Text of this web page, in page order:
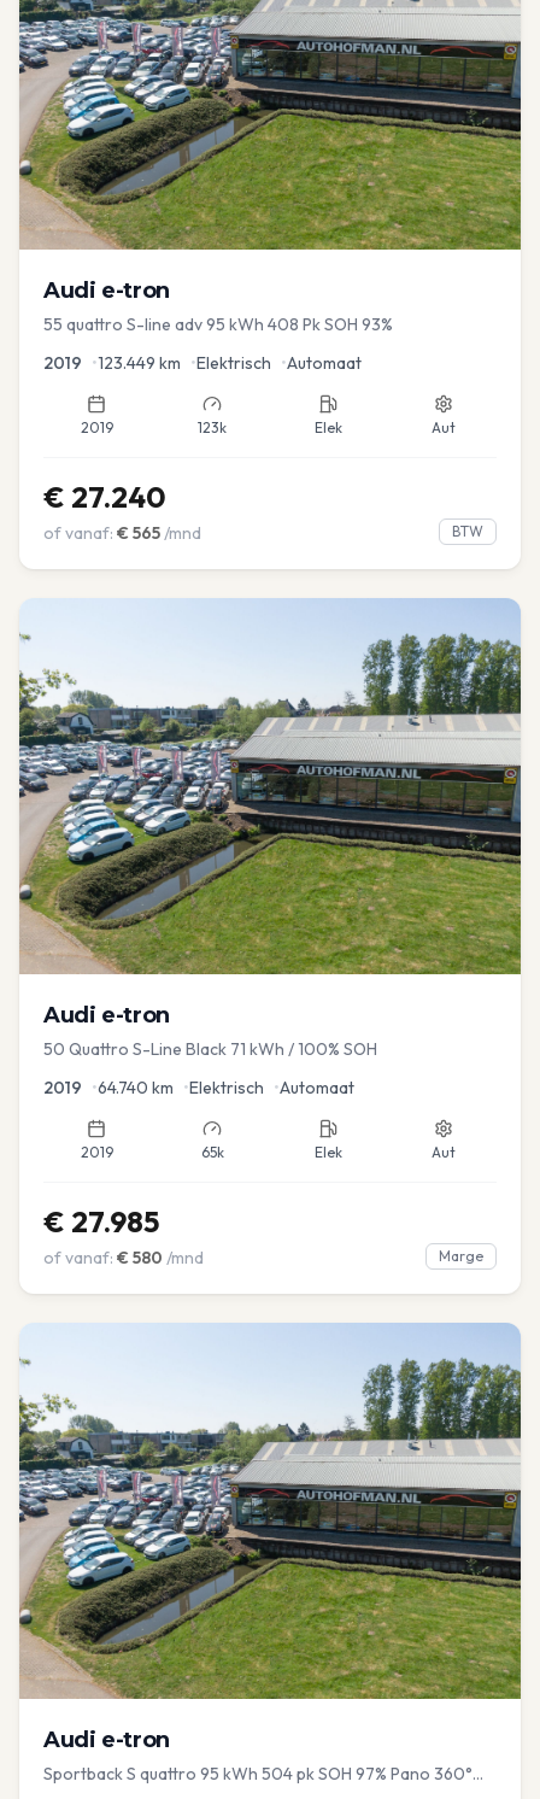
Audi e-tron
55 quattro S-line adv 95 kWh 408 Pk SOH 93%
2019 •123.449 km •Elektrisch •Automaat
2019 123k Elek Aut
€ 27.240
of vanaf: € 565/mnd BTW
Audi e-tron
50 Quattro S-Line Black 71 kWh / 100% SOH
2019 •64.740 km •Elektrisch •Automaat
2019 65k Elek Aut
€ 27.985
of vanaf: € 580 /mnd Marge
Audi e-tron
Sportback S quattro 95 kWh 504 pk SOH 97% Pano 360°